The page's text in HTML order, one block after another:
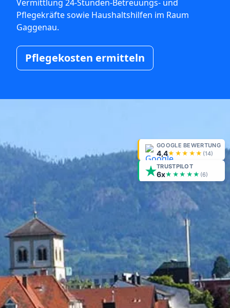
GOOGLE BEWERTUNG
4,4★★★★★ (14)
TRUSTPILOT
6x★★★★★ (6)
Vermittlung 24-Stunden-Betreuungs- und
Pflegekräfte sowie Haushaltshilfen im Raum
Gaggenau.
Pflegekosten ermitteln